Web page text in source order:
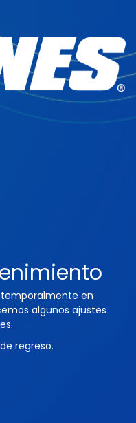
en
algunos ajustes
regreso.